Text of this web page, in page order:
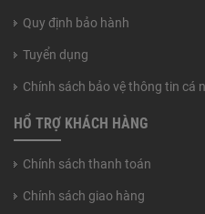
Quy định bảo hành
Tuyển dụng
Chính sách bảo vệ thông tin cá
HỔ TRỢ KHÁCH HÀNG
Chính sách thanh toán
Chính sách giao hàng